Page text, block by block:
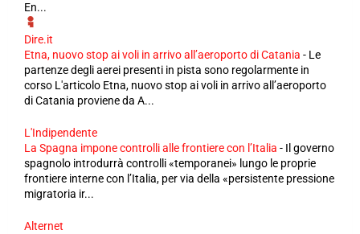
En...
Dire.it
Etna, nuovo stop ai voli in arrivo all’aeroporto di Catania - Le
partenze degli aerei presenti in pista sono regolarmente in
corso L'articolo Etna, nuovo stop ai voli in arrivo all’aeroporto
di Catania proviene da A...
L'Indipendente
La Spagna impone controlli alle frontiere con l’Italia - Il governo
spagnolo introdurrà controlli «temporanei» lungo le proprie
frontiere interne con l’Italia, per via della «persistente pressione
migratoria ir...
Alternet